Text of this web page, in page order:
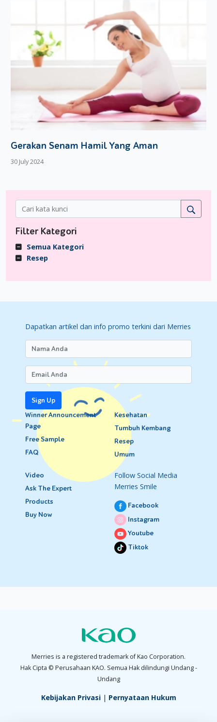
Gerakan Senam Hamil Yang Aman
30 July 2024
Filter Kategori
Semua Kategori
Resep
Dapatkan artikel dan info promo terkini dari Merries
Sign Up
Winner Announcement
Page
Free Sample
FAQ
Kesehatan
Tumbuh Kembang
Resep
Umum
Video
Ask The Expert
Products
Buy Now
Follow Social Media
Merries Smile
Facebook
Instagram
Youtube
Tiktok
Merries is a registered trademark of Kao Corporation.
Hak Cipta © Perusahaan KAO. Semua Hak dilindungi Undang -
Undang
Kebijakan Privasi| Pernyataan Hukum